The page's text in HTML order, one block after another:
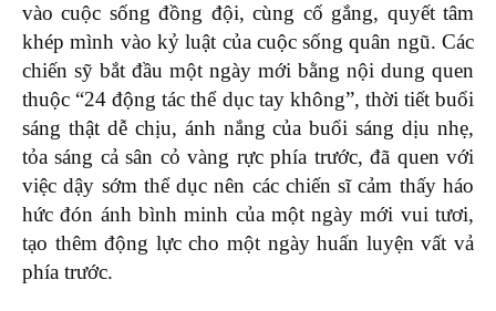
vào cuộc sống đồng đội, cùng cố gắng, quyết tâm
khép mình vào kỷ luật của cuộc sống quân ngũ. Các
chiến sỹ bắt đầu một ngày mới bằng nội dung quen
thuộc “24 động tác thể dục tay không”, thời tiết buổi
sáng thật dễ chịu, ánh nắng của buổi sáng dịu nhẹ,
tỏa sáng cả sân cỏ vàng rực phía trước, đã quen với
việc dậy sớm thể dục nên các chiến sĩ cảm thấy háo
hức đón ánh bình minh của một ngày mới vui tươi,
tạo thêm động lực cho một ngày huấn luyện vất vả
phía trước.